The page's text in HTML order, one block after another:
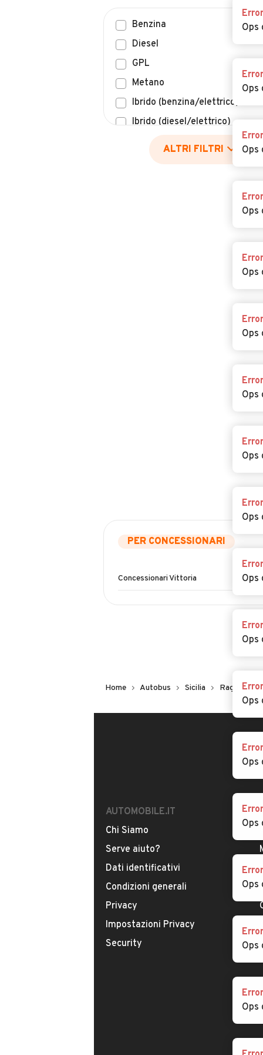
Benzina
Diesel
GPL
Metano
Ibrido (benzina/elettrico)
Ibrido (diesel/elettrico)
Elettrico
Idrogeno
ALTRI FILTRI
Chi Siamo
Serve aiuto?
Dati identificativi
Condizioni generali
Privacy
Impostazioni Privacy
Security
Error
Ops
Error
Ops
Error
Ops
Error
Ops
Error
Ops
Error
Ops
Error
Ops
Error
Ops
Error
Ops
Error
Ops
Error
Ops
Error
Ops
Error
Ops
Error
Ops
Error
Ops
Error
Ops
Error
Ops